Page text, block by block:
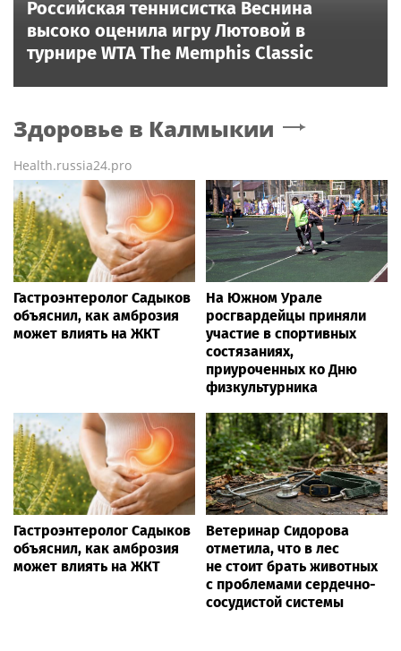
Российская теннисистка Веснина
высоко оценила игру Лютовой в
турнире WTA The Memphis Classic
Здоровье в Калмыкии
Health.russia24.pro
Гастроэнтеролог Садыков
объяснил, как амброзия
может влиять на ЖКТ
На Южном Урале
росгвардейцы приняли
участие в спортивных
состязаниях,
приуроченных ко Дню
физкультурника
Гастроэнтеролог Садыков
объяснил, как амброзия
может влиять на ЖКТ
Ветеринар Сидорова
отметила, что в лес
не стоит брать животных
с проблемами сердечно-
сосудистой системы